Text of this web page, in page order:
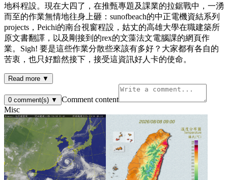
地科程設。現在大四了，在推甄專題及課業的拉鋸戰中，一湧
而至的作業無情地往身上砸：sunofbeach的中正電機資結系列
projects，Peichi的南台視窗程設，姑丈的高雄大學在職建築所
原文書翻譯，以及剛接到的rex的文藻法文電腦課的網頁作
業。Sigh! 要是這些作業分散些來該有多好？大家都有各自的
苦衷，也只好黯然接下，接受這資訊好人卡的使命。
Read more ▼
0 comment(s) ▼
Comment content
Misc